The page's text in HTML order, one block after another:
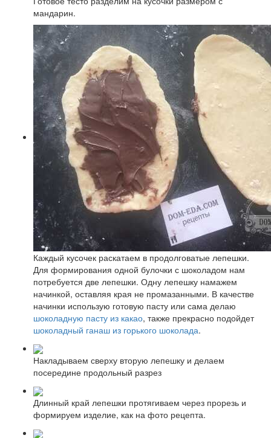
мандарин.
Каждый кусочек раскатаем в продолговатые лепешки.
Для формирования одной булочки с шоколадом нам
потребуется две лепешки. Одну лепешку намажем
начинкой, оставляя края не промазанными. В качестве
начинки использую готовую пасту или сама делаю
шоколадную пасту из какао, также прекрасно подойдет
шоколадный ганаш из горького шоколада.
Накладываем сверху вторую лепешку и делаем
посередине продольный разрез
Длинный край лепешки протягиваем через прорезь и
формируем изделие, как на фото рецепта.